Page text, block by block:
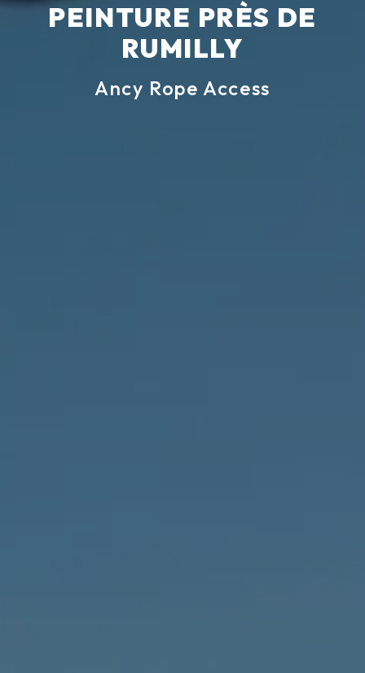
PEINTURE PRÈS DE
RUMILLY
Ancy Rope Access